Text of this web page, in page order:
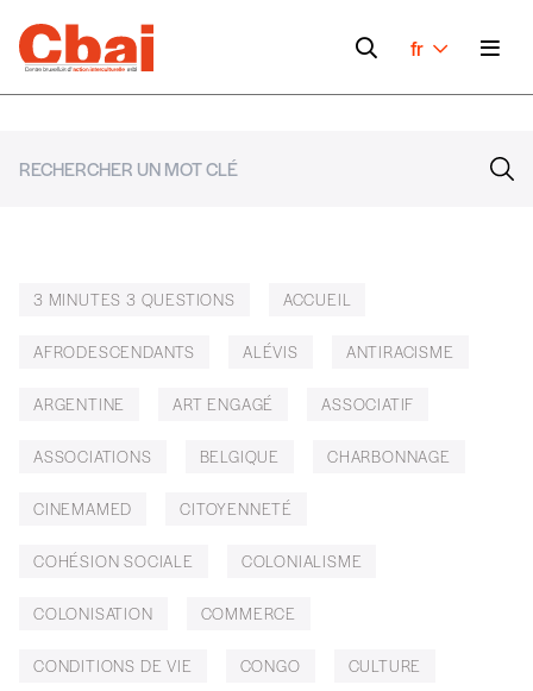
fr
3 MINUTES 3 QUESTIONS ACCUEIL
AFRODESCENDANTS ALÉVIS ANTIRACISME
ARGENTINE ART ENGAGÉ ASSOCIATIF
ASSOCIATIONS BELGIQUE CHARBONNAGE
CINEMAMED CITOYENNETÉ
COHÉSION SOCIALE COLONIALISME
COLONISATION COMMERCE
CONDITIONS DE VIE CONGO CULTURE